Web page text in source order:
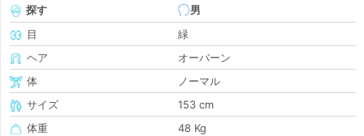
探す
男
目
緑
ヘア
オーバーン
体
ノーマル
サイズ
153 cm
体重
48 Kg